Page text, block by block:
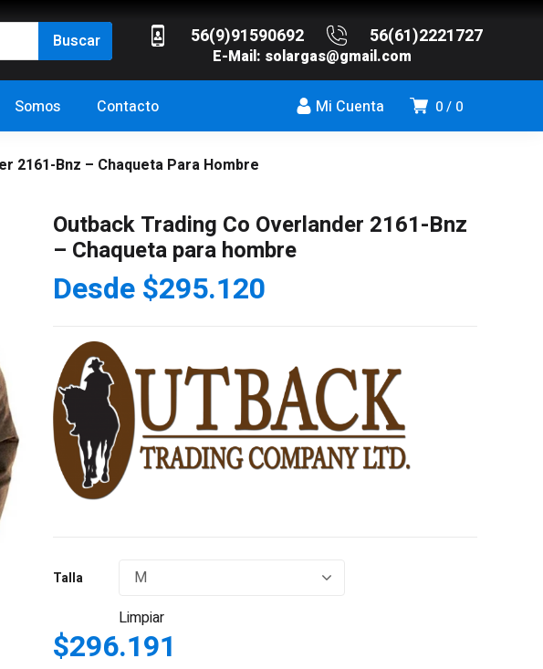
56(9)91590692 56(61)2221727
E-Mail: solargas@gmail.com
0 0
Mi Cuenta
Somos Contacto
2161-Bnz – Chaqueta Para Hombre
Outback Trading Co Overlander 2161-Bnz
– Chaqueta para hombre
Desde$295.120
Talla
Limpiar
$296.191